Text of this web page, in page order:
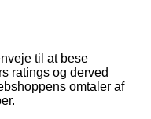
til at bese
ratings og derved
omtaler af